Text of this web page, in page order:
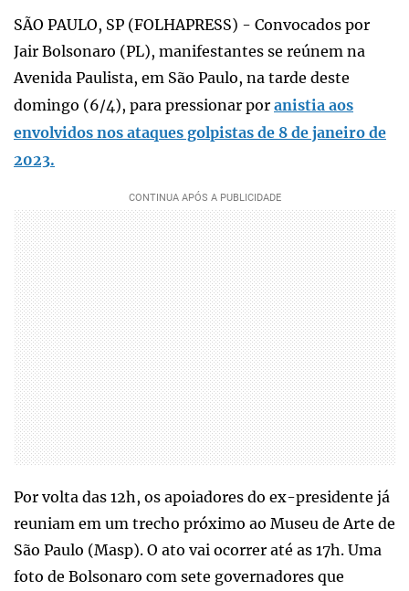
SÃO PAULO, SP (FOLHAPRESS) - Convocados por
Jair Bolsonaro (PL), manifestantes se reúnem na
Avenida Paulista, em São Paulo, na tarde deste
domingo (6/4), para pressionar por anistia aos
envolvidos nos ataques golpistas de 8 de janeiro de
2023.
Por volta das 12h, os apoiadores do ex-presidente já
reuniam em um trecho próximo ao Museu de Arte de
São Paulo (Masp). O ato vai ocorrer até as 17h. Uma
foto de Bolsonaro com sete governadores que